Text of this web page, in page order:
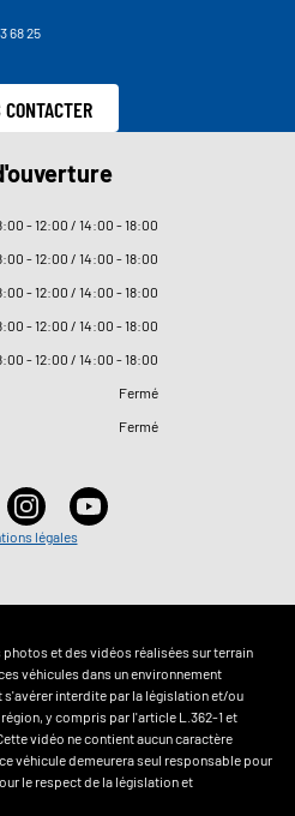
68 25
CONTACTER
:00 - 12:00 / 14:00 - 18:00
:00 - 12:00 / 14:00 - 18:00
:00 - 12:00 / 14:00 - 18:00
:00 - 12:00 / 14:00 - 18:00
:00 - 12:00 / 14:00 - 18:00
Fermé
Fermé
légales
et des vidéos réalisées sur terrain
véhicules dans un environnement
interdite par la législation et/ou
y compris par l'article L.362-1 et
vidéo ne contient aucun caractère
véhicule demeurera seul responsable pour
le respect de la législation et